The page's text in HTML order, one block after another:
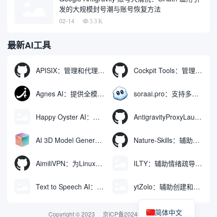
发的大规模封号潮与账号恢复方法
02-14 5.3 K
最新AI工具
APISIX：管理和代理API及大模型流量的高性能网关 Cockpit Tools：管理多个AI编程IDE账号与配置多开独立实例的本地桌面应用
Agnes AI：提供全模态模型免费API、支持图文视频生成与复杂工程执行的智能体平台 soraai.pro：支持多模型文字转视频和图像生成的在线创作工具
Happy Oyster AI：生成可交互式3D虚拟世界与视频的大模型 AntigravityProxyLauncher：免TUN全局代理使用Antigravity IDE
AI 3D Model Generator：通过文本和图像快速生成3D模型的在线工具 Nature-Skills：辅助撰写学术论文和绘制科研图表的智能体插件
AimiliVPN：为Linux提供纯净出站家庭IP的VPN代理网关 ILTY：辅助情绪疏导与提供行动建议的AI陪伴工具
Text to Speech AI：支持多说话人与情感控制的文字转语音工具 ytZolo：辅助创建和优化YouTube视频内容的生成工具
Copyright © 2023 京ICP备2024074324号-2简体中文